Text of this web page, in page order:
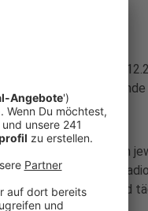
ab dem
kann über
868 33 88.
im Vorfeld durch den
Lösung lost
die Gewinnerin wird